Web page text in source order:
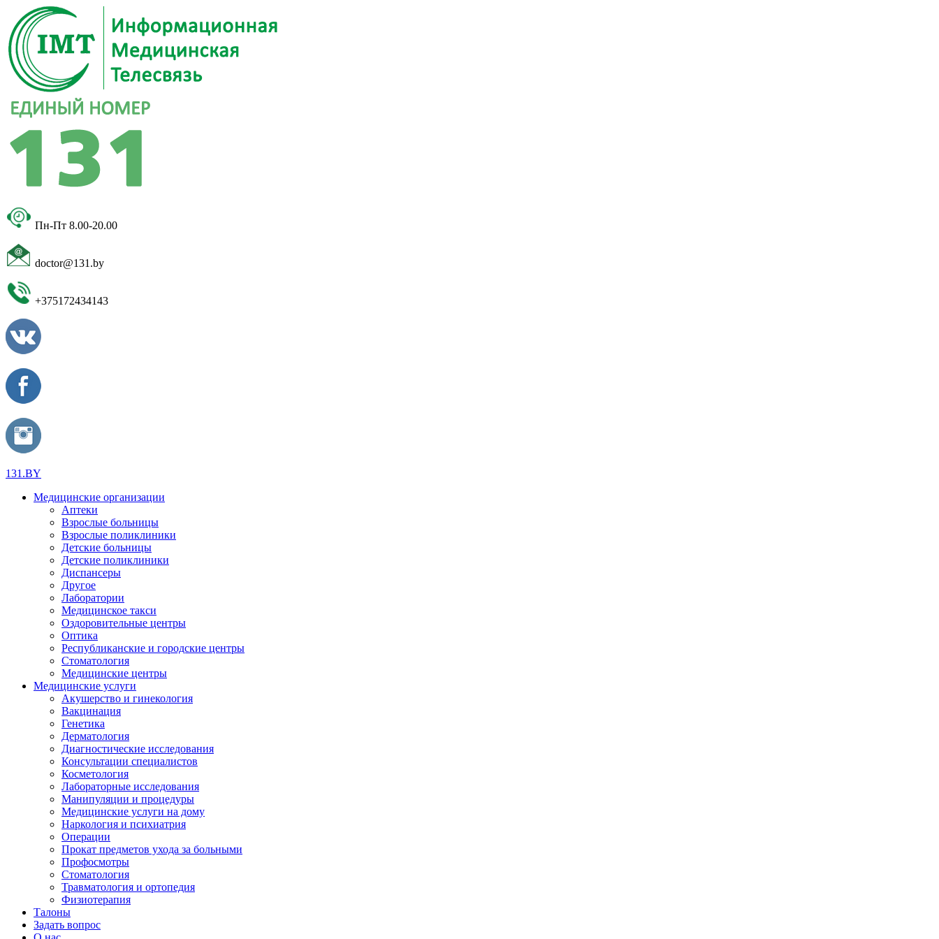
Пн-Пт 8.00-20.00
doctor@131.by
+375172434143
131.BY
Медицинские организации
Аптеки
Взрослые больницы
Взрослые поликлиники
Детские больницы
Детские поликлиники
Диспансеры
Другое
Лаборатории
Медицинское такси
Оздоровительные центры
Оптика
Республиканские и городские центры
Стоматология
Медицинские центры
Медицинские услуги
Акушерство и гинекология
Вакцинация
Генетика
Дерматология
Диагностические исследования
Консультации специалистов
Косметология
Лабораторные исследования
Манипуляции и процедуры
Медицинские услуги на дому
Наркология и психиатрия
Операции
Прокат предметов ухода за больными
Профосмотры
Стоматология
Травматология и ортопедия
Физиотерапия
Талоны
Задать вопрос